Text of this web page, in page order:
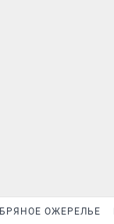
ОЖЕРЕЛЬЕ